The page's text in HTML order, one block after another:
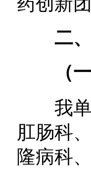
二、
（一
我单
肛肠科
隆病科